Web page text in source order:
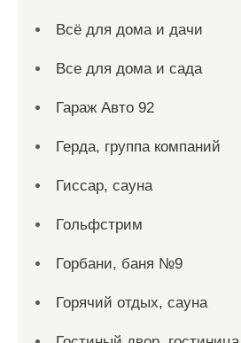
Всё для дома и дачи
Все для дома и сада
Гараж Авто 92
Герда, группа компаний
Гиссар, сауна
Гольфстрим
Горбани, баня №9
Горячий отдых, сауна